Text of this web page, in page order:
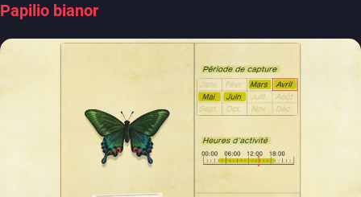
Papilio bianor